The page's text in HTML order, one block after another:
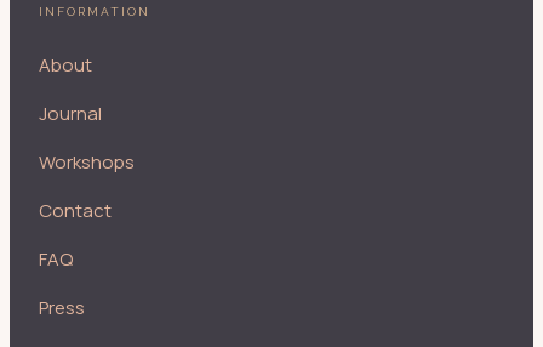
INFORMATION
About
Journal
Workshops
Contact
FAQ
Press